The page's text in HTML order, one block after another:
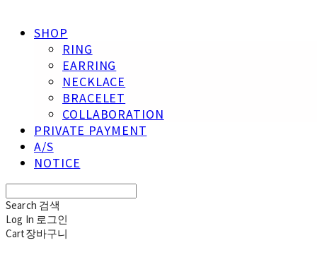
SHOP
RING
EARRING
NECKLACE
BRACELET
COLLABORATION
PRIVATE PAYMENT
A/S
NOTICE
Search 검색
Log In 로그인
Cart장바구니